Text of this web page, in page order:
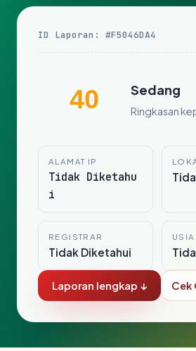
ID Laporan: #F5046DA4
40 Sedang
Ringkasan
ALAMAT IP
Tidak Diketahu
i
REGISTRAR
Tidak Diketahui
Laporan lengkap ↓ Cek